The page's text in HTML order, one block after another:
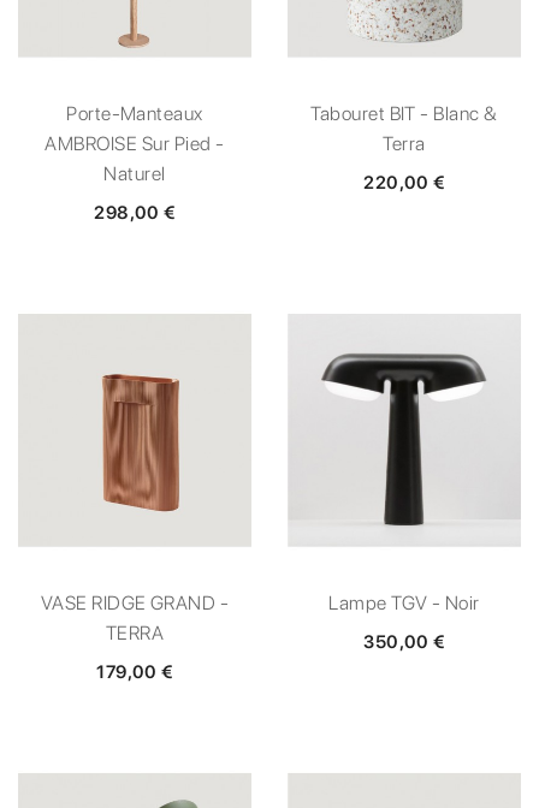
Porte-Manteaux
AMBROISE Sur Pied -
Naturel
298,00 €
Tabouret BIT - Blanc &
Terra
220,00 €
VASE RIDGE GRAND -
TERRA
179,00 €
Lampe TGV - Noir
350,00 €